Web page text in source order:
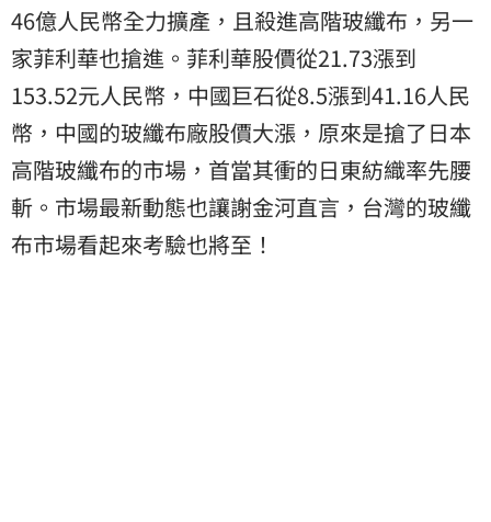
46億人民幣全力擴產，且殺進高階玻纖布，另一
家菲利華也搶進。菲利華股價從21.73漲到
153.52元人民幣，中國巨石從8.5漲到41.16人民
幣，中國的玻纖布廠股價大漲，原來是搶了日本
高階玻纖布的市場，首當其衝的日東紡織率先腰
斬。市場最新動態也讓謝金河直言，台灣的玻纖
布市場看起來考驗也將至！